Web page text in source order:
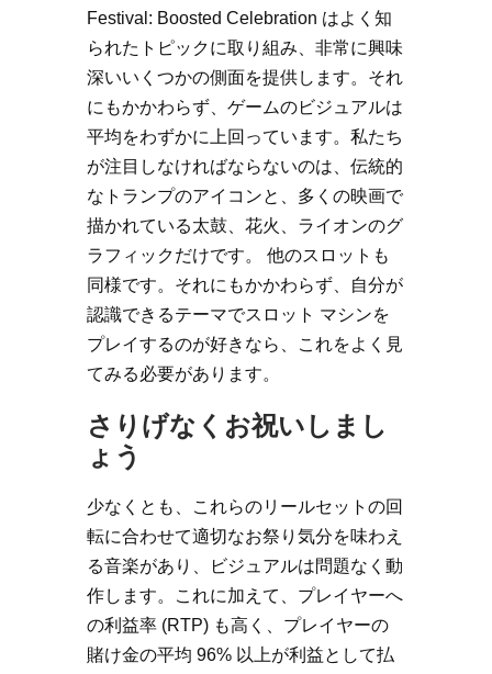
Festival: Boosted Celebration はよく知
られたトピックに取り組み、非常に興味
深いいくつかの側面を提供します。それ
にもかかわらず、ゲームのビジュアルは
平均をわずかに上回っています。私たち
が注目しなければならないのは、伝統的
なトランプのアイコンと、多くの映画で
描かれている太鼓、花火、ライオンのグ
ラフィックだけです。 他のスロットも
同様です。それにもかかわらず、自分が
認識できるテーマでスロット マシンを
プレイするのが好きなら、これをよく見
てみる必要があります。
さりげなくお祝いしまし
ょう
少なくとも、これらのリールセットの回
転に合わせて適切なお祭り気分を味わえ
る音楽があり、ビジュアルは問題なく動
作します。これに加えて、プレイヤーへ
の利益率 (RTP) も高く、プレイヤーの
賭け金の平均 96% 以上が利益として払